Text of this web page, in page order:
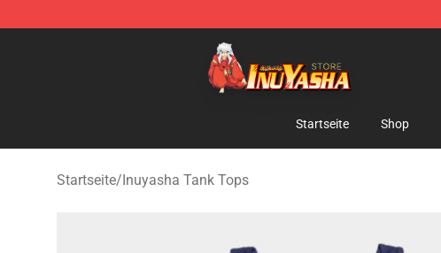
Inuyasha Store - Official Inuyasha Merchandise Shop
Startseite Shop
Startseite/Inuyasha Tank Tops